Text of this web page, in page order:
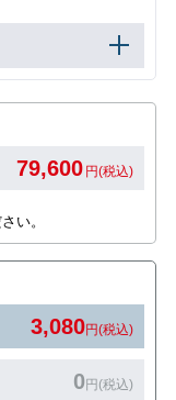
79,600 円(税込)
い。
3,080円(税込)
0円(税込)